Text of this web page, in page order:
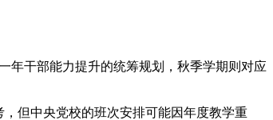
年干部能力提升的统筹规划，秋季学期则对应
但中央党校的班次安排可能因年度教学重